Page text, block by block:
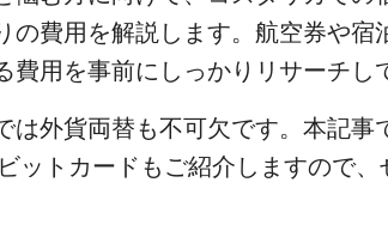
の費用を解説します。航空券や
費用を事前にしっかりリサーチし
は外貨両替も不可欠です。本記事
ットカードもご紹介しますので